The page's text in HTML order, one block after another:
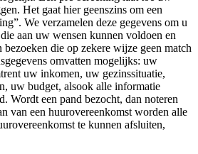
Het gaat hier geenszins om een
We verzamelen deze gegevens om u
aan uw wensen kunnen voldoen en
bezoeken die op zekere wijze geen match
omvatten mogelijks: uw
uw inkomen, uw gezinssituatie,
uw budget, alsook alle informatie
Wordt een pand bezocht, dan noteren
van een huurovereenkomst worden alle
te kunnen afsluiten,